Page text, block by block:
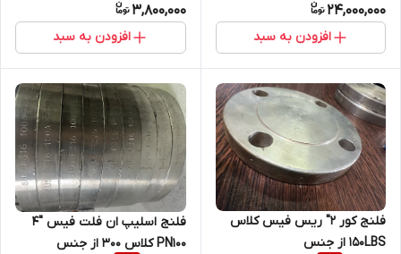
24,000,000
افزودن به سبد
3,800,000
افزودن به سبد
فلنج کور 2" ریس فیس کلاس
150LBS از جنس
فلنج اسلیپ ان فلت فیس "4
PN100 کلاس 300 از جنس